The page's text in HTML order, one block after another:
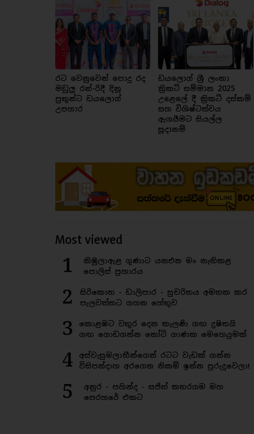
රට වෙනුවෙන් පොදු රද
මඩුලු රන්-රිදී දිනූ
පුතුන්ට ඩයලොග්
උපහාර
ඩයලොග් ශ්‍රී ලංකා
ක්‍රිකට් සම්මාන 2025
උළෙලේ දී ක්‍රිකට් දස්කම්
සහ විශිෂ්ටත්වය
ඇගයීමට සියල්ල
සූදානම්
Most viewed
1
කිඹුලාඇළ ගුණාට යනඑන මං නැතිකළ
පොලිස් ප්‍රහාරය
2
සිරිකොත - ඩාලිපාර - සුචරිතය අමතක කර
පැලවත්තට ගහන හේතුව
3
කොළඹට වතුර දෙන කැලණි ගඟ දුෂිතයි
ගඟ ගොඩගන්න කෝටි ගාණක මෙහෙයුමක්
4
අස්වැසුමලාභීන්ගෙන් රටට වැඩක් ගන්න
විසිපන්දාහ අරගෙන නිකම් ඉන්න පුරුදුවෙලා!
5
අනුර - පහින්ද - සජිත් කතරගම මහ
පෙරහරේ එකට